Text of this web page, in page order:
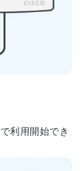
で利用開始でき